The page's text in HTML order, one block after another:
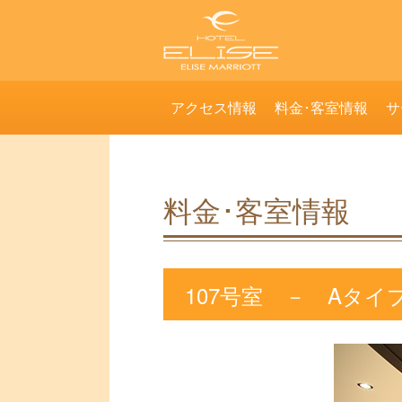
アクセス情報 料金･客室情報
料金･客室情報
107号室 － Aタイ